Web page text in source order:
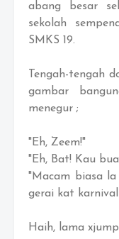
abang besar
sekolah
SMKS 19.
Tengah-tengah
gambar
menegur ;
"Eh, Zeem!"
"Eh, Bat! Kau
"Macam biasa
gerai kat
Haih, lama